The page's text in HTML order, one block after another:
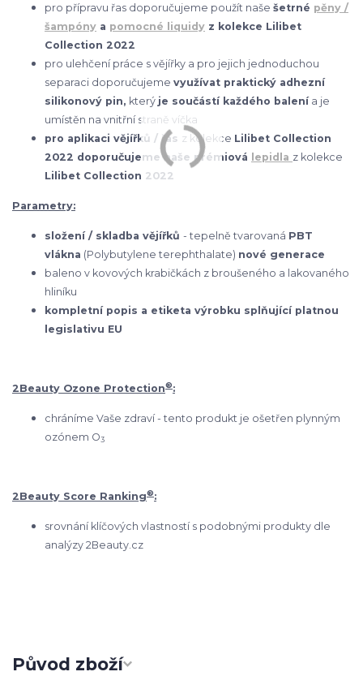
pro přípravu řas doporučujeme použít naše šetrné pěny /
šampóny a pomocné liquidy z kolekce Lilibet
Collection 2022
pro ulehčení práce s vějířky a pro jejich jednoduchou
separaci doporučujeme využívat praktický adhezní
silikonový pin, který je součástí každého balenía je
umístěn na vnitřní straně víčka
pro aplikaci vějířků / řas z kolekce Lilibet Collection
2022 doporučujeme naše prémiová lepidla z kolekce
Lilibet Collection 2022
Parametry:
složení / skladba vějířků - tepelně tvarovaná PBT
vlákna (Polybutylene terephthalate) nové generace
baleno v kovových krabičkách z broušeného a lakovaného
hliníku
kompletní popis a etiketa výrobku splňující platnou
legislativu EU
2Beauty Ozone Protection®:
chráníme Vaše zdraví - tento produkt je ošetřen plynným
ozónem O3
2Beauty Score Ranking®:
srovnání klíčových vlastností s podobnými produkty dle
analýzy 2Beauty.cz
Původ zboží